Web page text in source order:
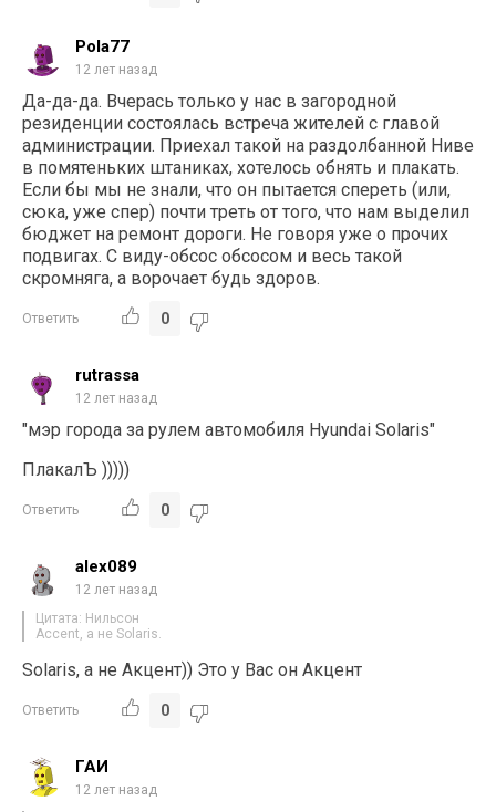
Pola77
12 лет назад
Да-да-да. Вчерась только у нас в загородной
резиденции состоялась встреча жителей с главой
администрации. Приехал такой на раздолбанной Ниве
в помятеньких штаниках, хотелось обнять и плакать.
Если бы мы не знали, что он пытается спереть (или,
сюка, уже спер) почти треть от того, что нам выделил
бюджет на ремонт дороги. Не говоря уже о прочих
подвигах. С виду-обсос обсосом и весь такой
скромняга, а ворочает будь здоров.
Ответить 0
rutrassa
12 лет назад
"мэр города за рулем автомобиля Hyundai Solaris"
ПлакалЪ )))))
Ответить 0
alex089
12 лет назад
Цитата: Нильсон
Accent, а не Solaris.
Solaris, а не Акцент)) Это у Вас он Акцент
Ответить 0
ГАИ
12 лет назад